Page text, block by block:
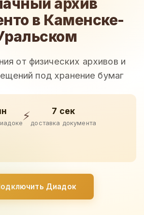
в Каменске-
от физических архивов и
под хранение бумаг
⚡ 7 сек
доставка документа
Диадок